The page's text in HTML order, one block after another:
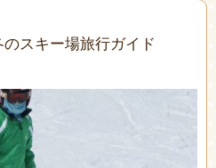
スキー場旅行ガイド